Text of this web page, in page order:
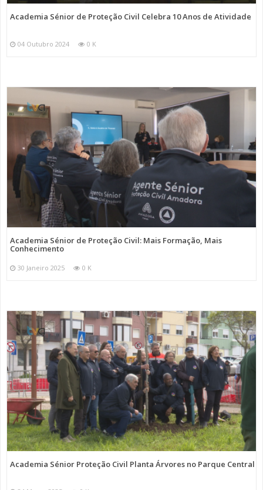
Academia Sénior de Proteção Civil Celebra 10 Anos de Atividade
04 Outubro 2024 0 K
Academia Sénior de Proteção Civil: Mais Formação, Mais
Conhecimento
30 Janeiro 2025 0 K
Academia Sénior Proteção Civil Planta Árvores no Parque Central